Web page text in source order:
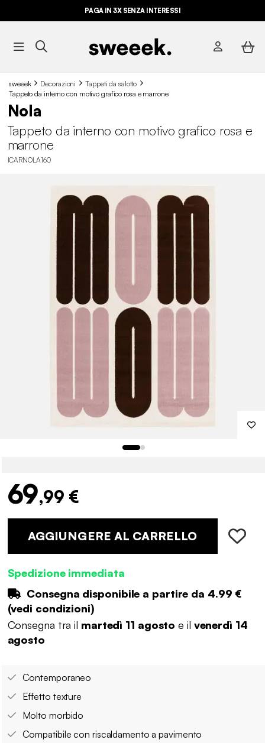
PAGA IN 3X SENZA INTERESSI
sweeek Decorazioni
Tappeti da salotto
Tappeto da interno con motivo grafico rosa e marrone
Nola
Tappeto da interno con motivo grafico rosa e
marrone
ICARNOLA160
69,99 €
AGGIUNGERE AL CARRELLO
Spedizione immediata
Consegna disponibile a partire da 4.99 €
(vedi condizioni)
Consegna tra il martedì 11 agosto e il venerdì 14
agosto
Contemporaneo
Effetto texture
Molto morbido
Compatibile con riscaldamento a pavimento